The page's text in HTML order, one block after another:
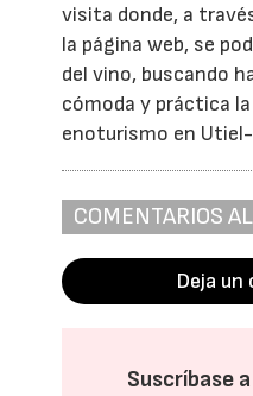
visita donde, a
la página web, se
del vino, buscando
cómoda y práctica
enoturismo en Utiel-
COMENTARIOS
Deja
Suscríbase